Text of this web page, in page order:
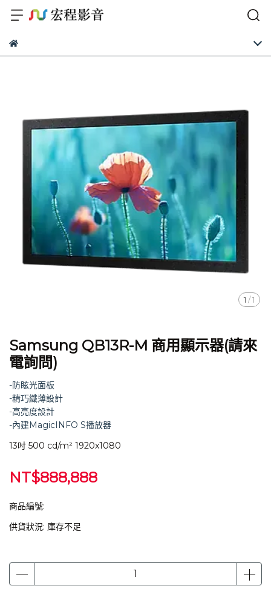
1 /1
Samsung QB13R-M 商用顯示器(請來
電詢問)
-防眩光面板
-精巧纖薄設計
-高亮度設計
-內建MagicINFO S播放器
13吋 500 cd/m² 1920x1080
NT$888,888
商品編號:
供貨狀況: 庫存不足